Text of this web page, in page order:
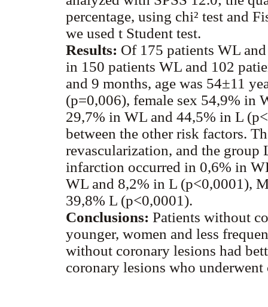
percentage, using chi² test and
we used t Student test.
Results: Of 175 patients WL
in 150 patients WL and 102
and 9 months, age was 54±11
(p=0,006), female sex 54,9% in
29,7% in WL and 44,5% in L
between the other risk factors.
revascularization, and the
infarction occurred in 0,6% in
WL and 8,2% in L (p<0,0001),
39,8% L (p<0,0001).
Conclusions: Patients without
younger, women and less
without coronary lesions had
coronary lesions who